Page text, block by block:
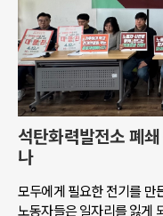
석탄화력발전소 폐
나
모두에게 필요한 전기를 만
노동자들은 일자리를 잃게